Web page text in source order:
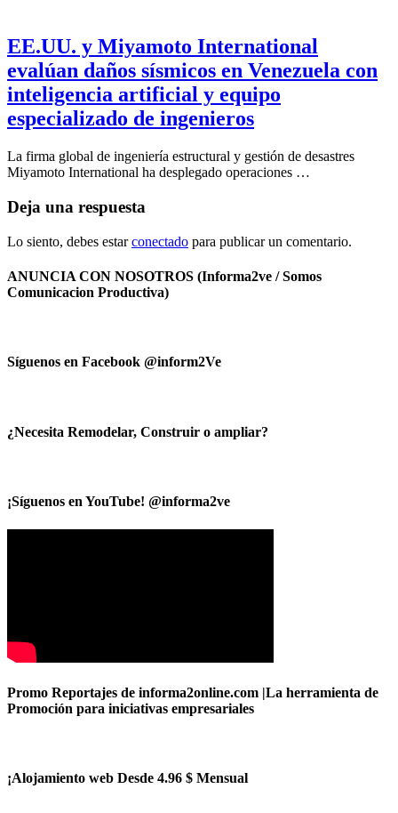
EE.UU. y Miyamoto International
evalúan daños sísmicos en Venezuela con
inteligencia artificial y equipo
especializado de ingenieros
La firma global de ingeniería estructural y gestión de desastres
Miyamoto International ha desplegado operaciones …
Deja una respuesta
Lo siento, debes estarconectado para publicar un comentario.
ANUNCIA CON NOSOTROS (Informa2ve / Somos
Comunicacion Productiva)
Síguenos en Facebook @inform2Ve
¿Necesita Remodelar, Construir o ampliar?
¡Síguenos en YouTube! @informa2ve
Promo Reportajes de informa2online.com |La herramienta de
Promoción para iniciativas empresariales
¡Alojamiento web Desde 4.96 $ Mensual